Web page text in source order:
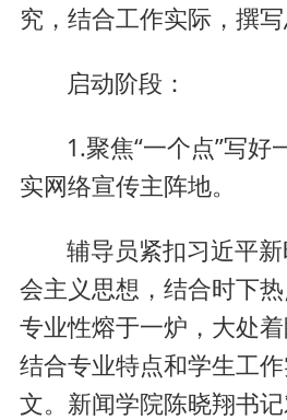
究，结合工作实际，撰写
启动阶段：
1.聚焦“一个点”写好
实网络宣传主阵地。
辅导员紧扣习近平
会主义思想，结合时下
专业性熔于一炉，大处
结合专业特点和学生工
文。新闻学院陈晓翔书